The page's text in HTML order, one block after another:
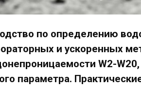
по определению
и ускоренных
W2-
параметра.